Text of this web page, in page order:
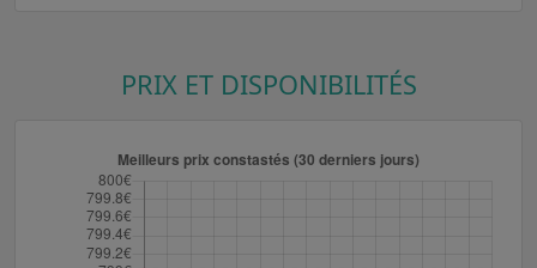
PRIX ET DISPONIBILITÉS